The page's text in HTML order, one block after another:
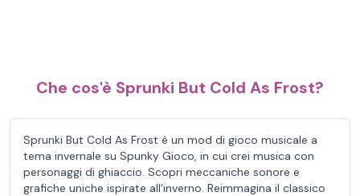
Che cos'è Sprunki But Cold As Frost?
Sprunki But Cold As Frost è un mod di gioco musicale a
tema invernale su Spunky Gioco, in cui crei musica con
personaggi di ghiaccio. Scopri meccaniche sonore e
grafiche uniche ispirate all'inverno. Reimmagina il classico